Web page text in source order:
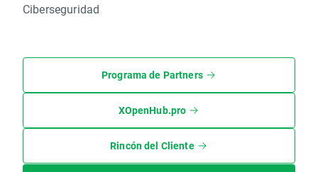
Ciberseguridad
Programa de Partners
XOpenHub.pro
Rincón del Cliente